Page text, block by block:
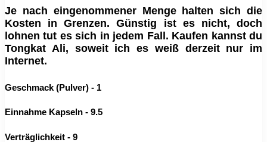
Je nach eingenommener Menge halten sich die
Kosten in Grenzen. Günstig ist es nicht, doch
lohnen tut es sich in jedem Fall. Kaufen kannst du
Tongkat Ali, soweit ich es weiß derzeit nur im
Internet.
Geschmack (Pulver) - 1
Einnahme Kapseln - 9.5
Verträglichkeit - 9